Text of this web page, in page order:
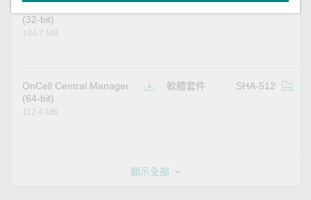
(32-bit)
104.7 MB
OnCell Central Manager
(64-bit)
112.4 MB
軟體套件 SHA-512
顯示全部